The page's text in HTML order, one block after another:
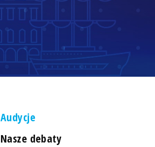
Audycje
Nasze debaty